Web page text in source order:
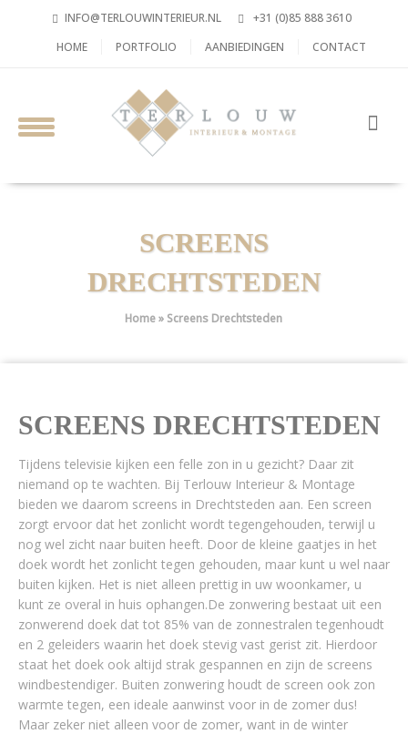
INFO@TERLOUWINTERIEUR.NL
+31 (0)85 888 3610
HOME
PORTFOLIO AANBIEDINGEN CONTACT
SCREENS
DRECHTSTEDEN
Home» Screens Drechtsteden
SCREENS DRECHTSTEDEN
Tijdens televisie kijken een felle zon in u gezicht? Daar zit
niemand op te wachten. Bij Terlouw Interieur & Montage
bieden we daarom screens in Drechtsteden aan. Een screen
zorgt ervoor dat het zonlicht wordt tegengehouden, terwijl u
nog wel zicht naar buiten heeft. Door de kleine gaatjes in het
doek wordt het zonlicht tegen gehouden, maar kunt u wel naar
buiten kijken. Het is niet alleen prettig in uw woonkamer, u
kunt ze overal in huis ophangen.De zonwering bestaat uit een
zonwerend doek dat tot 85% van de zonnestralen tegenhoudt
en 2 geleiders waarin het doek stevig vast gerist zit. Hierdoor
staat het doek ook altijd strak gespannen en zijn de screens
windbestendiger. Buiten zonwering houdt de screen ook zon
warmte tegen, een ideale aanwinst voor in de zomer dus!
Maar zeker niet alleen voor de zomer, want in de winter